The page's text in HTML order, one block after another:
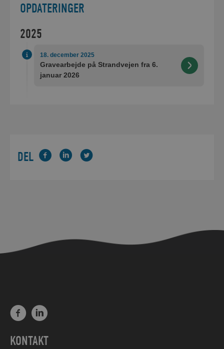
OPDATERINGER
2025
18. december 2025
Gravearbejde på Strandvejen fra 6.
januar 2026
DEL
KONTAKT